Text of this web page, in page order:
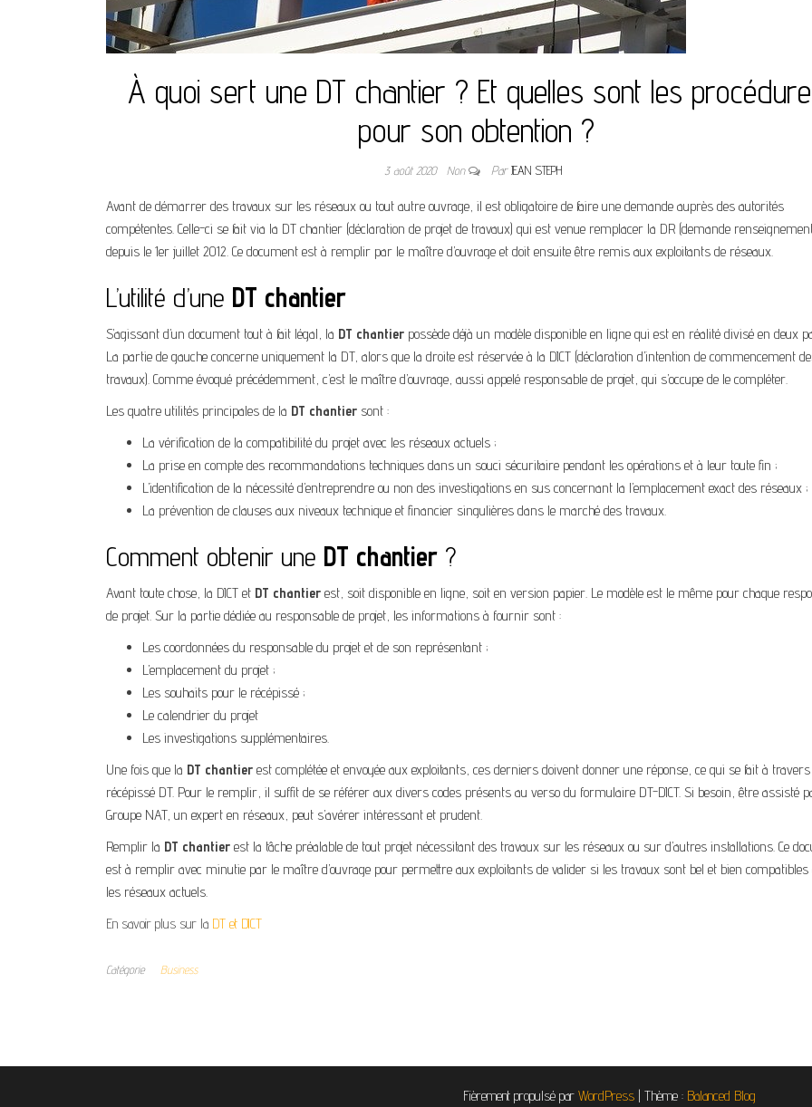
À quoi sert une DT chantier ? Et quelles sont les
pour son obtention ?
3 août 2020 Non ParJEAN STEPH
Avant de démarrer des travaux sur les réseaux ou tout autre ouvrage, il est obligatoire de faire une demande auprès des autorités
compétentes. Celle-ci se fait via la DT chantier (déclaration de projet de travaux) qui est venue remplacer la DR (demande
depuis le 1er juillet 2012. Ce document est à remplir par le maître d’ouvrage et doit ensuite être remis aux exploitants de réseaux.
L’utilité d’une DT chantier
S’agissant d’un document tout à fait légal, la DT chantier possède déjà un modèle disponible en ligne qui est en réalité divisé en deux
La partie de gauche concerne uniquement la DT, alors que la droite est réservée à la DICT (déclaration d’intention de commencement
travaux). Comme évoqué précédemment, c’est le maître d’ouvrage, aussi appelé responsable de projet, qui s’occupe de le compléter.
Les quatre utilités principales de la DT chantier sont :
La vérification de la compatibilité du projet avec les réseaux actuels ;
La prise en compte des recommandations techniques dans un souci sécuritaire pendant les opérations et à leur toute fin ;
L’identification de la nécessité d’entreprendre ou non des investigations en sus concernant la l’emplacement exact des réseaux ;
La prévention de clauses aux niveaux technique et financier singulières dans le marché des travaux.
Comment obtenir une DT chantier ?
Avant toute chose, la DICT et DT chantier est, soit disponible en ligne, soit en version papier. Le modèle est le même pour chaque
de projet. Sur la partie dédiée au responsable de projet, les informations à fournir sont :
Les coordonnées du responsable du projet et de son représentant ;
L’emplacement du projet ;
Les souhaits pour le récépissé ;
Le calendrier du projet
Les investigations supplémentaires.
Une fois que la DT chantier est complétée et envoyée aux exploitants, ces derniers doivent donner une réponse, ce qui se fait à
récépissé DT. Pour le remplir, il suffit de se référer aux divers codes présents au verso du formulaire DT-DICT. Si besoin, être assisté
Groupe NAT, un expert en réseaux, peut s’avérer intéressant et prudent.
Remplir la DT chantier est la tâche préalable de tout projet nécessitant des travaux sur les réseaux ou sur d’autres installations. Ce
est à remplir avec minutie par le maître d’ouvrage pour permettre aux exploitants de valider si les travaux sont bel et bien compatibles
les réseaux actuels.
En savoir plus sur la DT et DICT
Catégorie Business
Fièrement propulsé par WordPress | Thème : Balanced Blog